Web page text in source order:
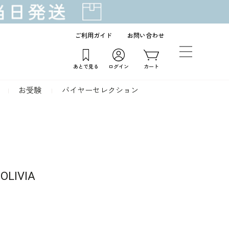
ご利用ガイド お問い合わせ
あとで見る ログイン カート
お受験 バイヤーセレクション